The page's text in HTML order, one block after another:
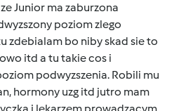
Junior ma zaburzona
poziom zlego
zdebialam bo niby skad sie to
itd a tu takie cos i
podwyzszenia. Robili mu
hormony uzg itd jutro mam